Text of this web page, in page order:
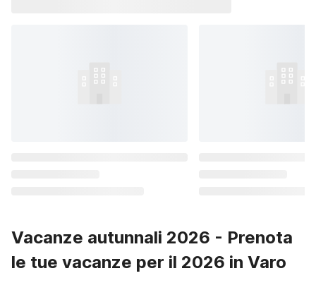
Vacanze autunnali 2026 - Prenota
le tue vacanze per il 2026 in Varo